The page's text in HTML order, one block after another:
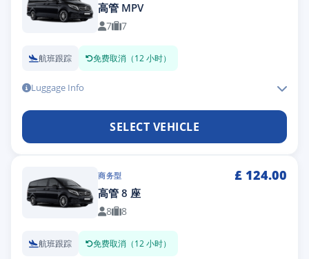
高管 MPV
7 7
航班跟踪 免费取消（12 小时）
Luggage Info
SELECT VEHICLE
商务型 £ 124.00
高管 8 座
8 8
航班跟踪 免费取消（12 小时）